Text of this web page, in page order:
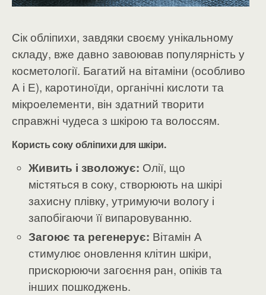
Сік обліпихи, завдяки своєму унікальному
складу, вже давно завоював популярність у
косметології. Багатий на вітаміни (особливо
А і Е), каротиноїди, органічні кислоти та
мікроелементи, він здатний творити
справжні чудеса з шкірою та волоссям.
Користь соку обліпихи для шкіри.
Живить і зволожує: Олії, що
містяться в соку, створюють на шкірі
захисну плівку, утримуючи вологу і
запобігаючи її випаровуванню.
Загоює та регенерує: Вітамін А
стимулює оновлення клітин шкіри,
прискорюючи загоєння ран, опіків та
інших пошкоджень.